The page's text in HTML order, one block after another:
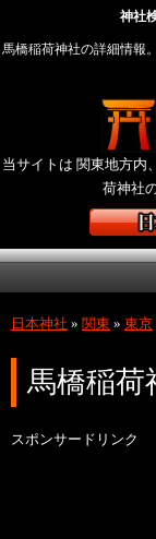
神社
馬橋稲荷神社の詳細情報
当サイトは 関東地方内
荷神社
日本神社 » 関東 » 東京
馬橋稲荷
スポンサードリンク